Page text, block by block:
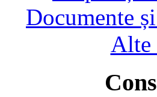
Documente
Alte